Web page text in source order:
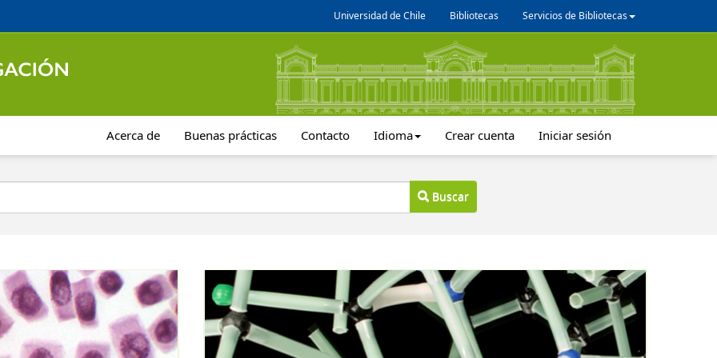
Universidad de Chile Bibliotecas Servicios de Bibliotecas
Acerca de Buenas prácticas Contacto Idioma Crear cuenta Iniciar sesión
Buscar